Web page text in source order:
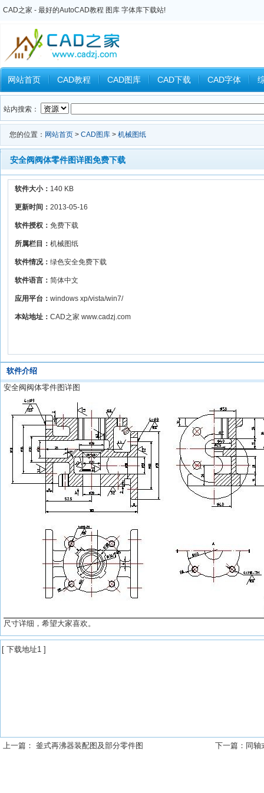
CAD之家 - 最好的AutoCAD教程 图库 字体库下载站!
网站首页 CAD教程 CAD图库 CAD下载 CAD字体
Inventor教程 Ansys教程 CAXA教程 中望CAD Catia教
站内搜索：
您的位置： 网站首页 > CAD图库 > 机械图纸
安全阀阀体零件图详图免费下载
软件大小： 140 KB
更新时间： 2013-05-16
软件授权： 免费下载
所属栏目： 机械图纸
软件情况： 绿色安全免费下载
软件语言： 简体中文
应用平台： windows xp/vista/win7/
本站地址： CAD之家 www.cadzj.com
软件介绍
安全阀阀体零件图详图
尺寸详细，希望大家喜欢。
[ 下载地址1 ]
上一篇： 釜式再沸器装配图及部分零件图 下一篇： 同轴